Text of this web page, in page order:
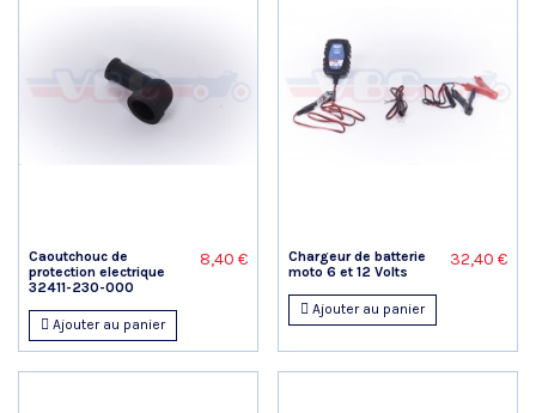
Caoutchouc de
protection electrique
32411-230-000
8,40 €
Ajouter au panier
Chargeur de batterie
moto 6 et 12 Volts
32,40 €
Ajouter au panier